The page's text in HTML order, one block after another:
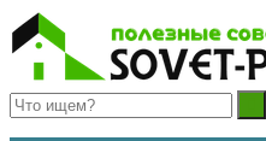
Полезные советы домохозяйкам